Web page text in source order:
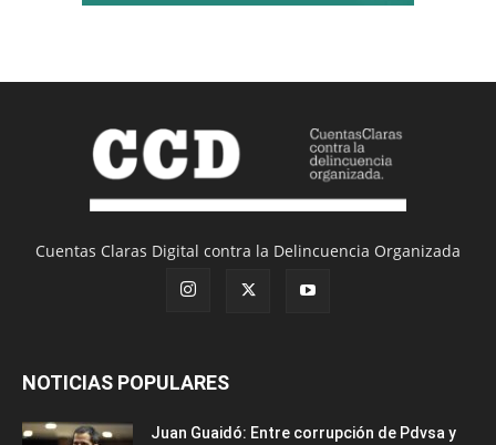
Cuentas Claras Digital contra la Delincuencia Organizada
NOTICIAS POPULARES
Juan Guaidó: Entre corrupción de Pdvsa y